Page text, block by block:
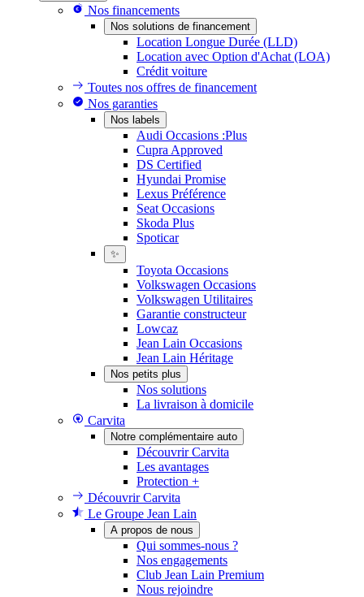
Nos financements
Nos solutions de financement
Location Longue Durée (LLD)
Location avec Option d'Achat (LOA)
Crédit voiture
Toutes nos offres de financement
Nos garanties
Nos labels
Audi Occasions :Plus
Cupra Approved
DS Certified
Hyundai Promise
Lexus Préférence
Seat Occasions
Skoda Plus
Spoticar
✨
Toyota Occasions
Volkswagen Occasions
Volkswagen Utilitaires
Garantie constructeur
Lowcaz
Jean Lain Occasions
Jean Lain Héritage
Nos petits plus
Nos solutions
La livraison à domicile
Carvita
Notre complémentaire auto
Découvrir Carvita
Les avantages
Protection +
Découvrir Carvita
Le Groupe Jean Lain
A propos de nous
Qui sommes-nous ?
Nos engagements
Club Jean Lain Premium
Nous rejoindre